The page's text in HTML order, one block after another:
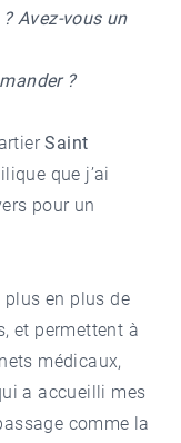
Avez-vous un
?
Saint
que j’ai
pour un
plus en plus de
et permettent à
médicaux,
a accueilli mes
comme la